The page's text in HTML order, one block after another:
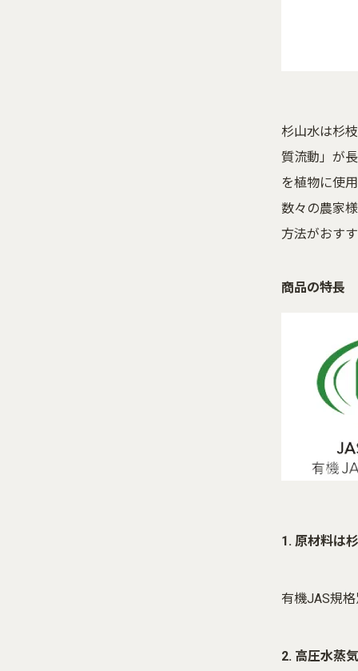
杉山水は杉
質流動」が
を植物に使
数々の農家
方法がおす
商品の特長
1. 原材料は
有機JAS規
2. 高圧水蒸